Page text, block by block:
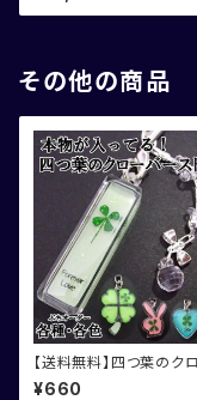
その他の商品
【送料無料】四つ葉のク
ストラップ
¥660